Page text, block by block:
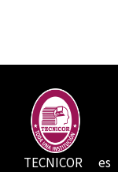
TECNICOR